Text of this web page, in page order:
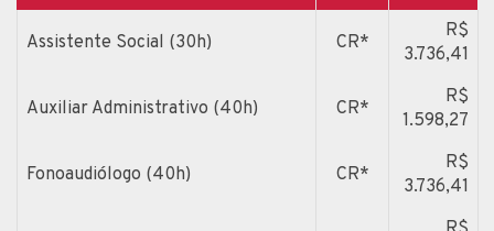
Assistente Social (30h) CR*
R$
3.736,41
Auxiliar Administrativo (40h) CR*
R$
1.598,27
Fonoaudiólogo (40h) CR*
R$
3.736,41